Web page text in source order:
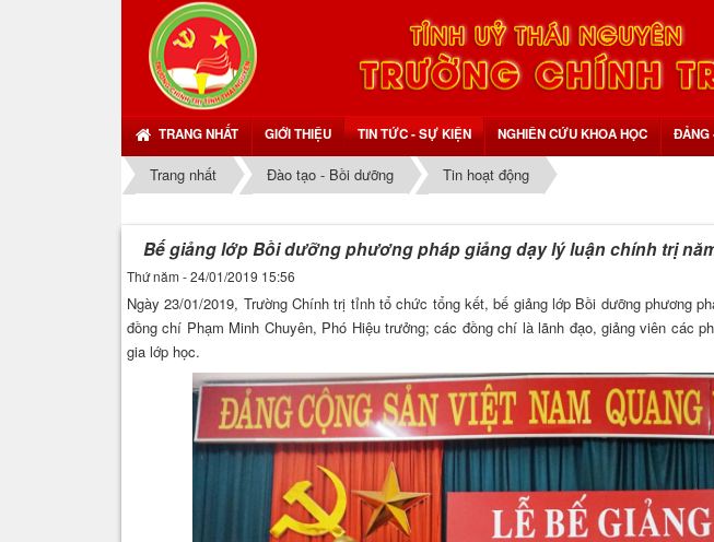
TRANG NHẤT GIỚI THIỆU TIN TỨC - SỰ KIỆN NGHIÊN CỨU KHOA HỌC ĐẢNG
Trang nhất Đào tạo - Bồi dưỡng
Tin hoạt động
Bế giảng lớp Bồi dưỡng phương pháp giảng dạy lý luận chính trị
Thứ năm - 24/01/2019 15:56
Ngày 23/01/2019, Trường Chính trị tỉnh tổ chức tổng kết, bế giảng lớp Bồi dưỡng phương
đồng chí Phạm Minh Chuyên, Phó Hiệu trưởng; các đồng chí là lãnh đạo, giảng viên các
gia lớp học.